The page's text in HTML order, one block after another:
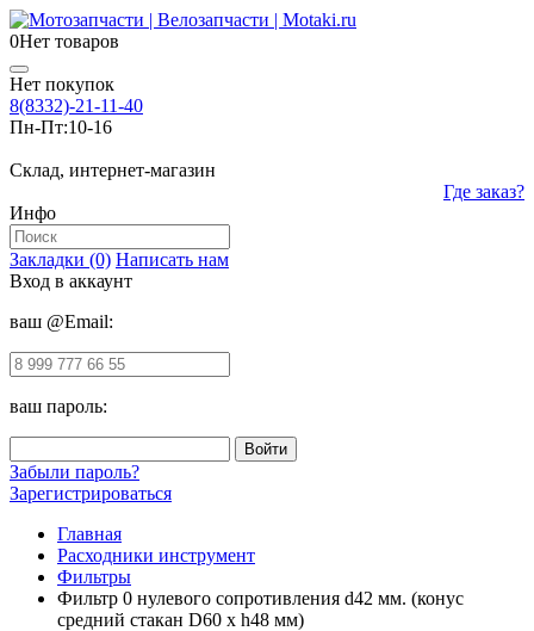
0Нет товаров
Нет покупок
8(8332)-21-11-40
Пн-Пт:10-16
Склад, интернет-магазин
Где заказ?
Инфо
Закладки (0) Написать нам
Вход в аккаунт
ваш @Email:
ваш пароль:
Забыли пароль?
Зарегистрироваться
Главная
Расходники инструмент
Фильтры
Фильтр 0 нулевого сопротивления d42 мм. (конус
средний стакан D60 x h48 мм)